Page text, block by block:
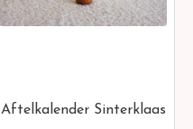
Aftelkalender Sinterklaas